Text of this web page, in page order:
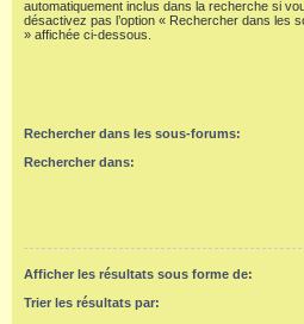
automatiquement inclus dans la recherche si
désactivez pas l’option « Rechercher dans les
» affichée ci-dessous.
Rechercher dans les sous-forums:
Rechercher dans:
Afficher les résultats sous forme de:
Trier les résultats par: